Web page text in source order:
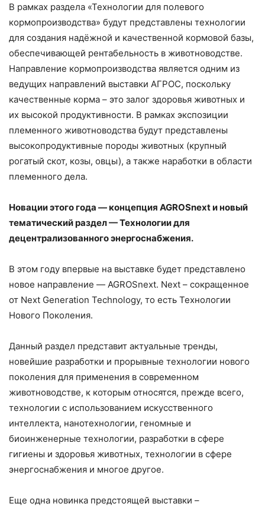
В рамках раздела «Технологии для полевого
кормопроизводства» будут представлены технологии
для создания надёжной и качественной кормовой базы,
обеспечивающей рентабельность в животноводстве.
Направление кормопроизводства является одним из
ведущих направлений выставки АГРОС, поскольку
качественные корма – это залог здоровья животных и
их высокой продуктивности. В рамках экспозиции
племенного животноводства будут представлены
высокопродуктивные породы животных (крупный
рогатый скот, козы, овцы), а также наработки в области
племенного дела.
Новации этого года — концепция AGROSnext и новый
тематический раздел — Технологии для
децентрализованного энергоснабжения.
В этом году впервые на выставке будет представлено
новое направление — AGROSnext. Next – сокращенное
от Next Generation Technology, то есть Технологии
Нового Поколения.
Данный раздел представит актуальные тренды,
новейшие разработки и прорывные технологии нового
поколения для применения в современном
животноводстве, к которым относятся, прежде всего,
технологии с использованием искусственного
интеллекта, нанотехнологии, геномные и
биоинженерные технологии, разработки в сфере
гигиены и здоровья животных, технологии в сфере
энергоснабжения и многое другое.
Еще одна новинка предстоящей выставки –